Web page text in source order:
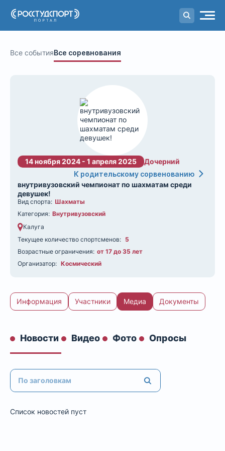
Порталстуденческого спорта
Все событияВсе соревнования
14 ноября 2024 - 1 апреля 2025
Дочерний
К родительскому сорвенованию
внутривузовский чемпионат по шахматам среди
девушек!
Вид спорта: Шахматы
Категория: Внутривузовский
Калуга
Текущее количество спортсменов: 5
Возрастные ограничения: от 17 до 35 лет
Организатор: Космический
Информация Участники Медиа Документы
Новости Видео Фото Опросы
Список новостей пуст